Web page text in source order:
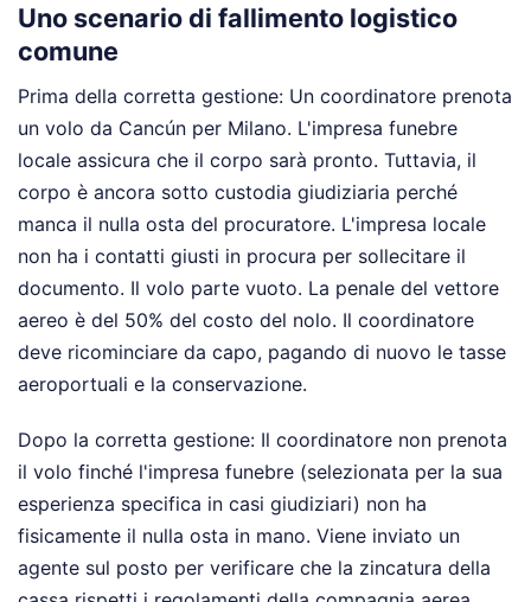
Uno scenario di fallimento logistico
comune
Prima della corretta gestione: Un coordinatore prenota
un volo da Cancún per Milano. L'impresa funebre
locale assicura che il corpo sarà pronto. Tuttavia, il
corpo è ancora sotto custodia giudiziaria perché
manca il nulla osta del procuratore. L'impresa locale
non ha i contatti giusti in procura per sollecitare il
documento. Il volo parte vuoto. La penale del vettore
aereo è del 50% del costo del nolo. Il coordinatore
deve ricominciare da capo, pagando di nuovo le tasse
aeroportuali e la conservazione.
Dopo la corretta gestione: Il coordinatore non prenota
il volo finché l'impresa funebre (selezionata per la sua
esperienza specifica in casi giudiziari) non ha
fisicamente il nulla osta in mano. Viene inviato un
agente sul posto per verificare che la zincatura della